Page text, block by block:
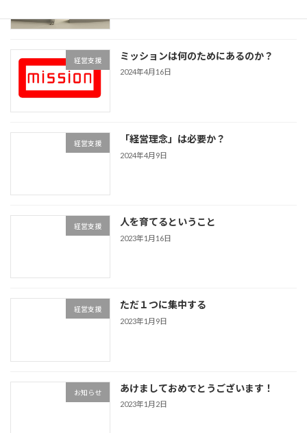
経営支援 ミッションは何のためにあるのか？
2024年4月16日
経営支援 「経営理念」は必要か？
2024年4月9日
経営支援 人を育てるということ
2023年1月16日
経営支援 ただ１つに集中する
2023年1月9日
お知らせ あけましておめでとうございます！
2023年1月2日